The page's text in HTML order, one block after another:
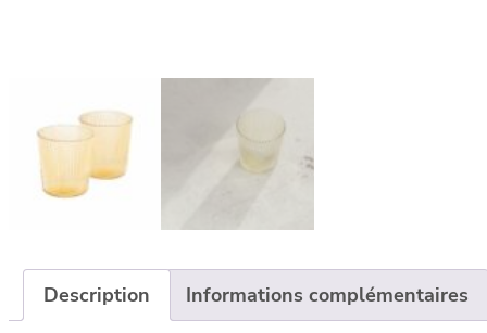
Description Informations complémentaires